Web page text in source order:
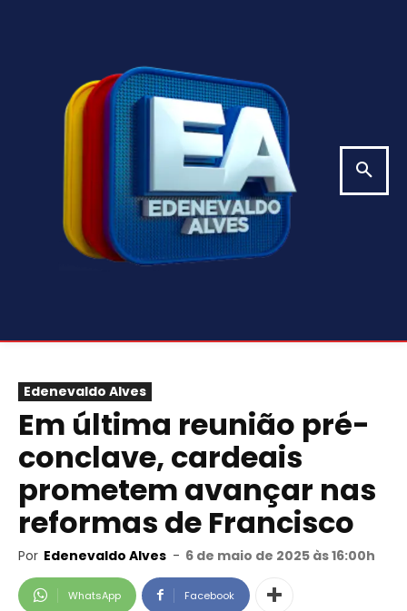
Edenevaldo Alves
Em última reunião pré-
conclave, cardeais
prometem avançar nas
reformas de Francisco
Por Edenevaldo Alves - 6 de maio de 2025 às 16:00h
WhatsApp Facebook